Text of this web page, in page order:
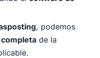
, podemos
de la